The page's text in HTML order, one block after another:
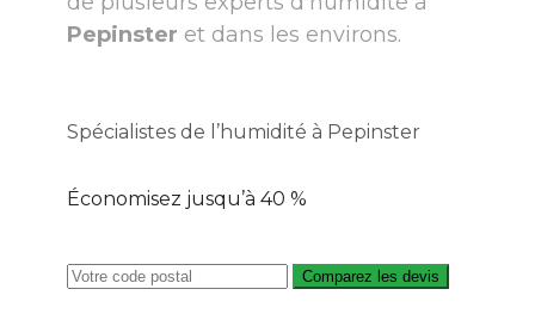
Pepinster et dans les environs.
Spécialistes de l’humidité à Pepinster
Économisez jusqu’à 40 %
Comparez les devis